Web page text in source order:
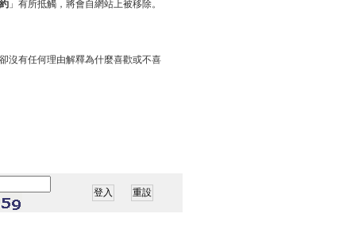
」有所抵觸，將會自網站上被移除。
沒有任何理由解釋為什麼喜歡或不喜